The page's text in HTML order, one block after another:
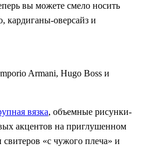
вы можете смело носить
кардиганы-оверсайз и
Armani, Hugo Boss и
вязка, объемные рисунки-
акцентов на приглушенном
«с чужого плеча» и